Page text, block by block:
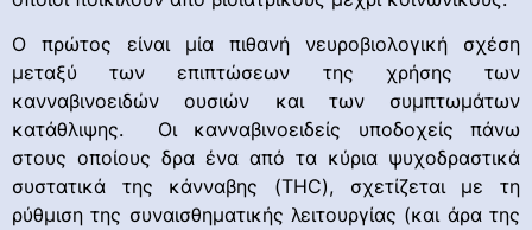
Ο πρώτος είναι μία πιθανή νευροβιολογική σχέση
μεταξύ των επιπτώσεων της χρήσης των
κανναβινοειδών ουσιών και των συμπτωμάτων
κατάθλιψης. Οι κανναβινοειδείς υποδοχείς πάνω
στους οποίους δρα ένα από τα κύρια ψυχοδραστικά
συστατικά της κάνναβης (THC), σχετίζεται με τη
ρύθμιση της συναισθηματικής λειτουργίας (και άρα της